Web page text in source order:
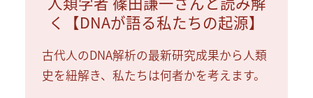
く【DNAが語る私たちの起源】
古代人のDNA解析の最新研究成果から人類
史を紐解き、私たちは何者かを考えます。